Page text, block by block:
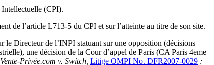
Intellectuelle (CPI).
de l’article L713-5 du CPI et sur l’atteinte au titre de son site.
Directeur de l’INPI statuant sur une opposition (décisions
une décision de la Cour d’appel de Paris (CA Paris 4eme
Vente-Privée.com v. Switch, Litige OMPI No. DFR2007-0029 ;